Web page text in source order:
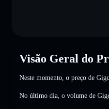
Visão Geral do
Neste momento, o preço de
No último dia, o volume de